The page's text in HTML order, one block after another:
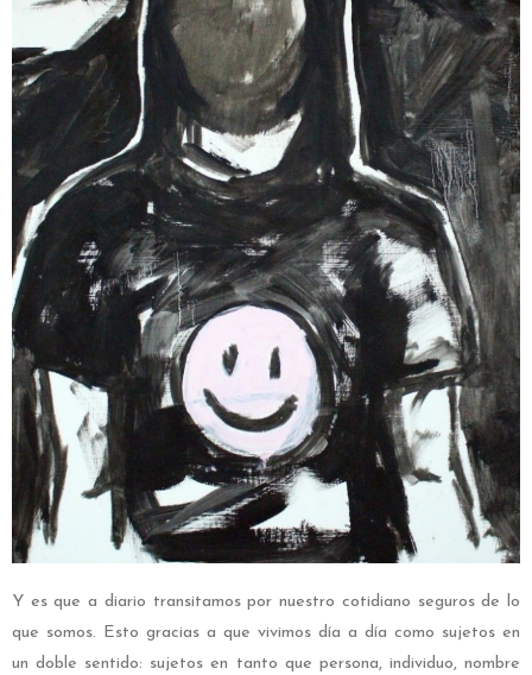
Y es que a diario transitamos por nuestro cotidiano seguros de lo
que somos. Esto gracias a que vivimos día a día como sujetos en
un doble sentido: sujetos en tanto que persona, individuo, nombre